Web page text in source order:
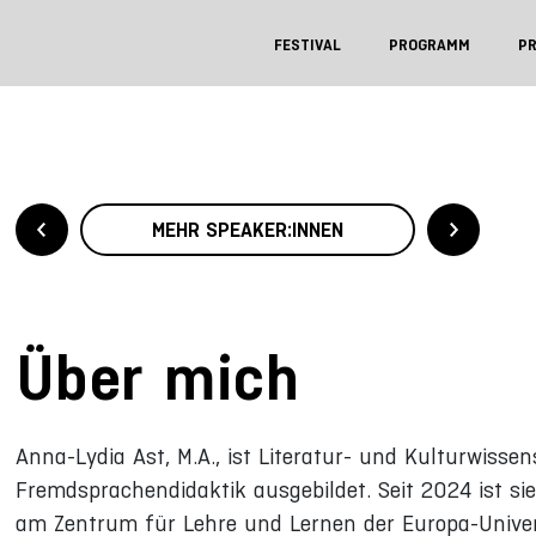
FESTIVAL PROGRAMM
MEHR SPEAKER:INNEN
Über mich
Anna-Lydia Ast, M.A., ist Literatur- und
Fremdsprachendidaktik ausgebildet. Seit 2024 ist
am Zentrum für Lehre und Lernen der Europa-